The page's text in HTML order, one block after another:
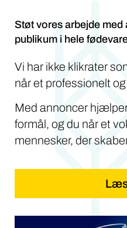
Støt vores arbejde med
publikum i hele
Vi har ikke klikrater
når et professionelt
Med annoncer
formål, og du når et
mennesker, der